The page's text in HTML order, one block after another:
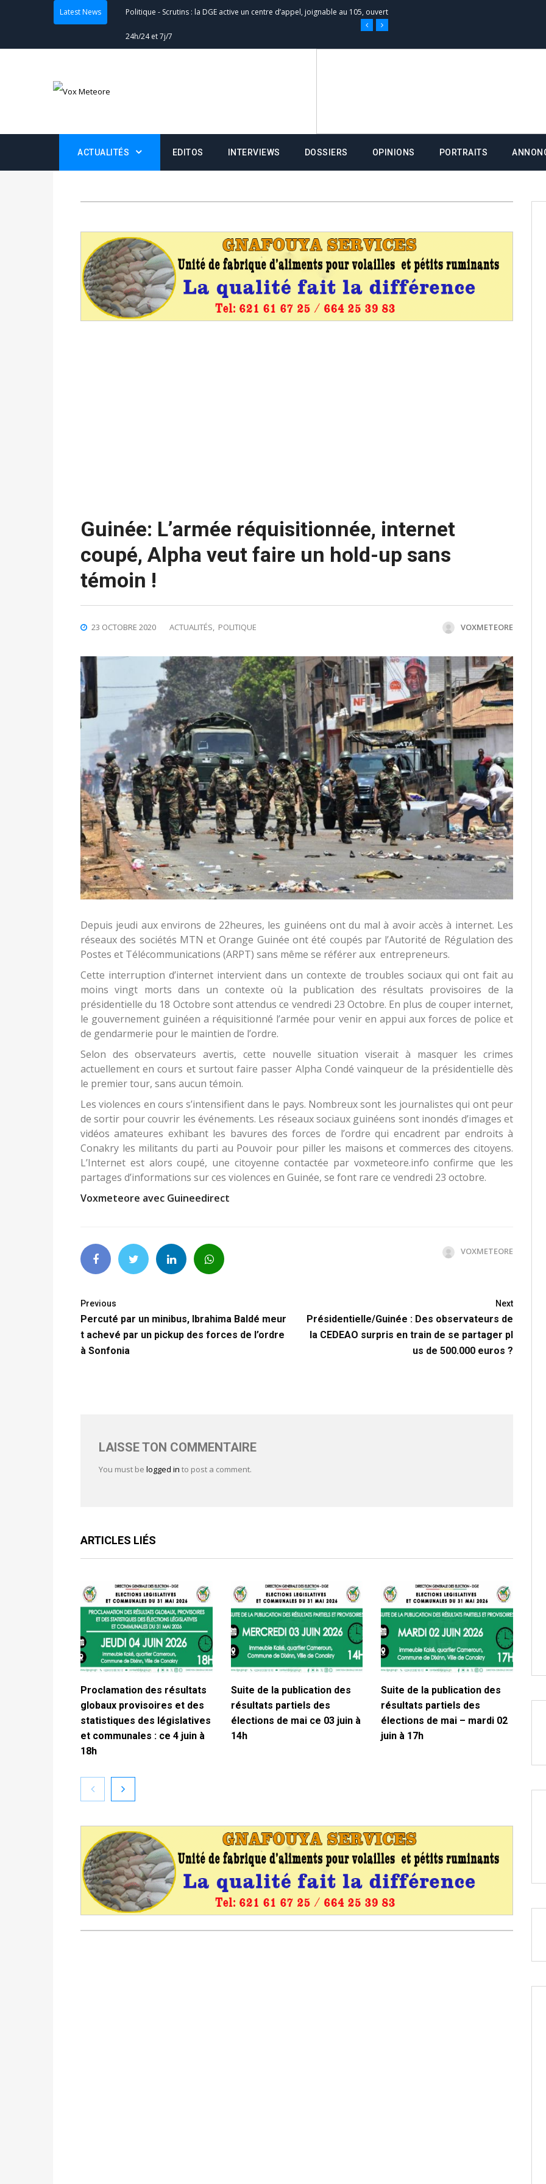
Latest News Politique - Scrutins : la DGE active un centre d’appel, joignable au 105, ouvert
24h/24 et 7j/7
Politique-Convocation des membres des Commissions Administratives de
Centralisation des Votes (CACV) à une prestation de serment et à une
des votes) avant le 16 mai à 16h
Politique-Double scrutin du 31 mai : retrait des cartes d’électeurs possible
du 16 au 31 mai 2026
Politique -Délégués de bureaux de vote : vos informations à transmettre
ACTUALITÉS EDITOS INTERVIEWS DOSSIERS OPINIONS PORTRAITS
Guinée: L’armée réquisitionnée, internet
coupé, Alpha veut faire un hold-up sans
témoin !
23 OCTOBRE 2020 ACTUALITÉS, POLITIQUE VOXMETEORE
Depuis jeudi aux environs de 22heures, les guinéens ont du mal à avoir accès à internet. Les
réseaux des sociétés MTN et Orange Guinée ont été coupés par l’Autorité de Régulation des
Postes et Télécommunications (ARPT) sans même se référer aux entrepreneurs.
Cette interruption d’internet intervient dans un contexte de troubles sociaux qui ont fait au
moins vingt morts dans un contexte où la publication des résultats provisoires de la
présidentielle du 18 Octobre sont attendus ce vendredi 23 Octobre. En plus de couper internet,
le gouvernement guinéen a réquisitionné l’armée pour venir en appui aux forces de police et
de gendarmerie pour le maintien de l’ordre.
Selon des observateurs avertis, cette nouvelle situation viserait à masquer les crimes
actuellement en cours et surtout faire passer Alpha Condé vainqueur de la présidentielle dès
le premier tour, sans aucun témoin.
Les violences en cours s’intensifient dans le pays. Nombreux sont les journalistes qui ont peur
de sortir pour couvrir les événements. Les réseaux sociaux guinéens sont inondés d’images et
vidéos amateures exhibant les bavures des forces de l’ordre qui encadrent par endroits à
Conakry les militants du parti au Pouvoir pour piller les maisons et commerces des citoyens.
L’Internet est alors coupé, une citoyenne contactée par voxmeteore.info confirme que les
partages d’informations sur ces violences en Guinée, se font rare ce vendredi 23 octobre.
Voxmeteore avec Guineedirect
VOXMETEORE
Previous
Percuté par un minibus, Ibrahima Baldé meur
t achevé par un pickup des forces de l’ordre
à Sonfonia
Next
Présidentielle/Guinée : Des observateurs de
la CEDEAO surpris en train de se partager pl
us de 500.000 euros ?
LAISSE TON COMMENTAIRE
You must be logged in to post a comment.
ARTICLES LIÉS
Proclamation des résultats
globaux provisoires et des
statistiques des législatives
et communales : ce 4 juin à
18h
Suite de la publication des
résultats partiels des
élections de mai ce 03 juin à
14h
Suite de la publication des
résultats partiels des
élections de mai – mardi 02
juin à 17h